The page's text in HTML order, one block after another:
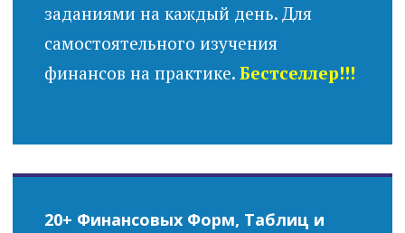
заданиями на каждый день. Для
самостоятельного изучения
финансов на практике. Бестселлер!!!
20+ Финансовых Форм, Таблиц и